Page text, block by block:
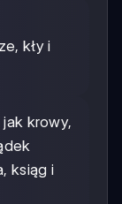
kły i
krowy,
ksiąg i